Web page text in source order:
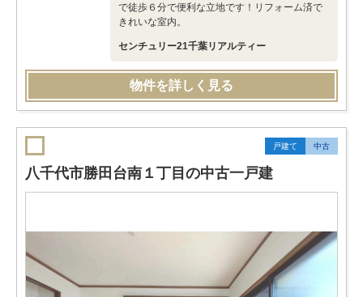
で徒歩６分で便利な立地です！リフォーム済で
きれいな室内。
センチュリー21千葉リアルティー
物件を詳しく見る
戸建て 中古
八千代市勝田台南１丁目の中古一戸建